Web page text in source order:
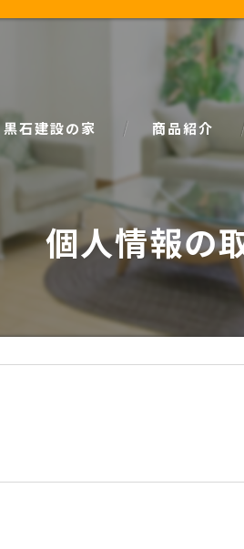
黒石建設の家
パッシブデザイン
ZEH
安心の保証
商品紹介
natural
SIMPLE NOTE
個人情報の